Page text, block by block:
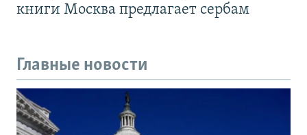
книги Москва предлагает сербам
Главные новости